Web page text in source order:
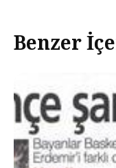
Benzer